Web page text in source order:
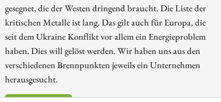
gesegnet, die der Westen dringend braucht. Die Liste der
kritischen Metalle ist lang. Das gilt auch für Europa, die
seit dem Ukraine Konflikt vor allem ein Energieproblem
haben. Dies will gelöst werden. Wir haben uns aus den
verschiedenen Brennpunkten jeweils ein Unternehmen
herausgesucht.